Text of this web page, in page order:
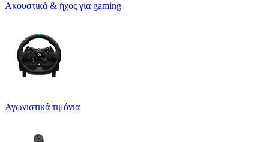
Ακουστικά & ήχος για gaming
Αγωνιστικά τιμόνια